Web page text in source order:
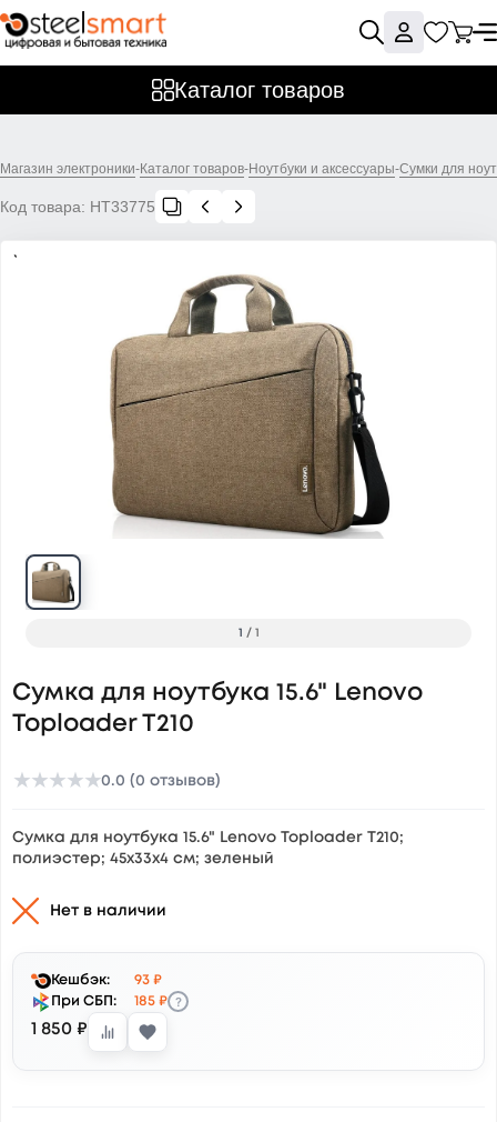
Каталог товаров
Магазин электроники-Каталог товаров-Ноутбуки и аксессуары-Сумки для
Код товара: НТ33775
1 / 1
Сумка для ноутбука 15.6" Lenovo
Toploader T210
★★★★★0.0 (0 отзывов)
Сумка для ноутбука 15.6" Lenovo Toploader T210;
полиэстер; 45х33х4 см; зеленый
Нет в наличии
Кешбэк:
93 ₽
При СБП:
185 ₽ ?
1 850 ₽